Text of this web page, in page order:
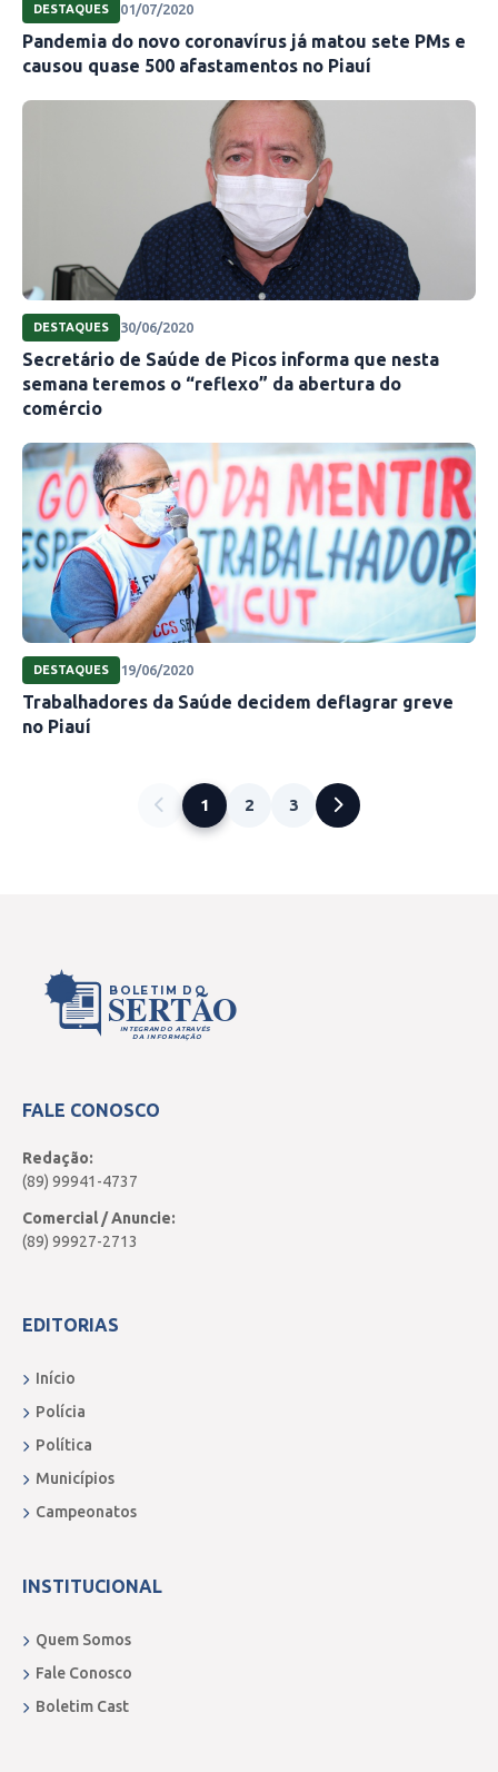
DESTAQUES 01/07/2020
Pandemia do novo coronavírus já matou sete PMs e
causou quase 500 afastamentos no Piauí
DESTAQUES 30/06/2020
Secretário de Saúde de Picos informa que nesta
semana teremos o “reflexo” da abertura do
comércio
DESTAQUES 19/06/2020
Trabalhadores da Saúde decidem deflagrar greve
no Piauí
1 2 3
BOLETIM DO
SERTÃO
INTEGRANDO ATRAVÉS
DA INFORMAÇÃO
FALE CONOSCO
Redação:
(89) 99941-4737
Comercial / Anuncie:
(89) 99927-2713
EDITORIAS
Início
Polícia
Política
Municípios
Campeonatos
INSTITUCIONAL
Quem Somos
Fale Conosco
Boletim Cast